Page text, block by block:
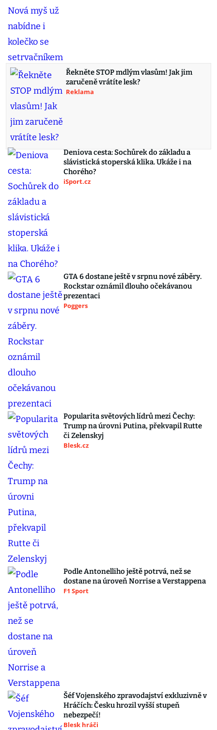
Řekněte STOP mdlým vlasům! Jak jim
zaručeně vrátíte lesk?
Reklama
Deniova cesta: Sochůrek do základu a
slávistická stoperská klika. Ukáže i na
Chorého?
iSport.cz
GTA 6 dostane ještě v srpnu nové záběry.
Rockstar oznámil dlouho očekávanou
prezentaci
Poggers
Popularita světových lídrů mezi Čechy:
Trump na úrovni Putina, překvapil Rutte
či Zelenskyj
Blesk.cz
Podle Antonelliho ještě potrvá, než se
dostane na úroveň Norrise a Verstappena
F1 Sport
Šéf Vojenského zpravodajství exkluzivně v
Hráčích: Česku hrozil vyšší stupeň
nebezpečí!
Blesk hráči